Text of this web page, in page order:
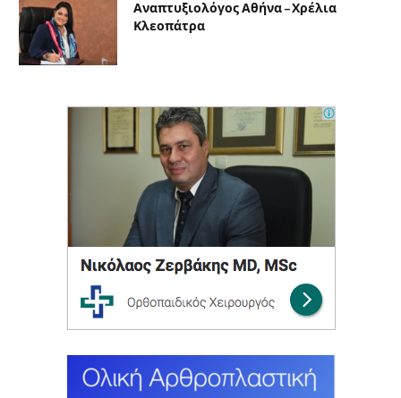
Αναπτυξιολόγος Αθήνα – Χρέλια
Κλεοπάτρα